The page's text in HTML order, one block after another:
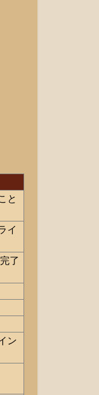
と
イ
了
ン